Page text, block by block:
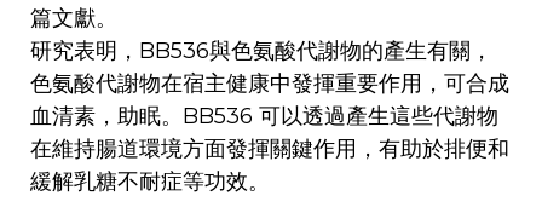
篇文獻。
研究表明，BB536與色氨酸代謝物的產生有關，
色氨酸代謝物在宿主健康中發揮重要作用，可合成
血清素，助眠。BB536 可以透過產生這些代謝物
在維持腸道環境方面發揮關鍵作用，有助於排便和
緩解乳糖不耐症等功效。